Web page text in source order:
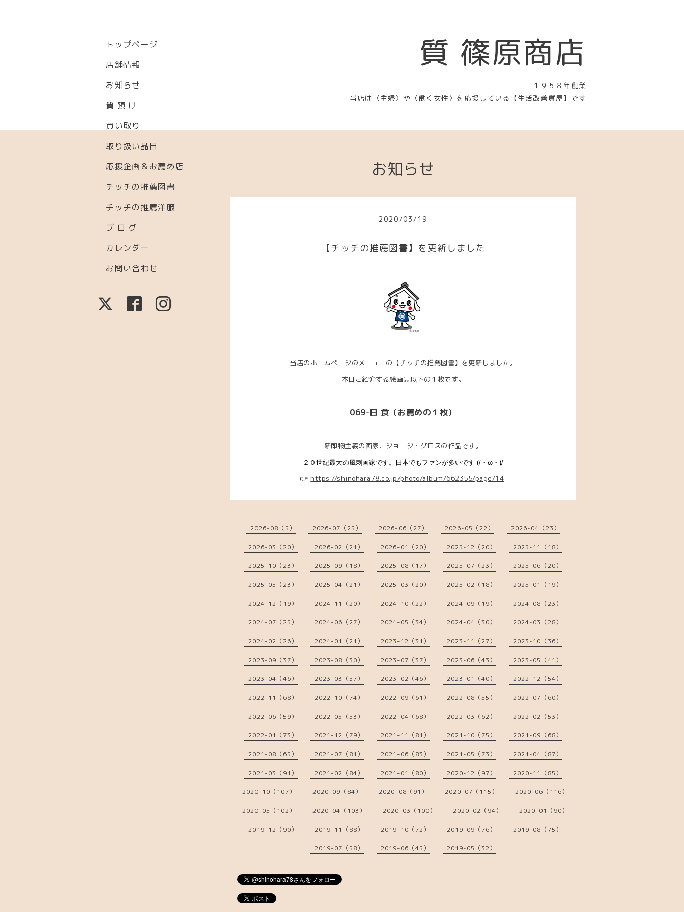
質 篠原商店
１９５８年創業
当店は〈主婦〉や〈働く女性〉を応援している【生活改善質屋】です
トップページ
店舗情報
お知らせ
質 預 け
買い取り
取り扱い品目
応援企画＆お薦め店
チッチの推薦図書
チッチの推薦洋服
ブ ロ グ
カレンダー
お問い合わせ
お知らせ
2020/03/ 19
【チッチの推薦図書】を更新しました
当店のホームページのメニューの【チッチの推薦図書】を更新しました。
本日ご紹介する絵画は以下の１枚です。
069-日 食（お薦めの１枚）
新即物主義の画家、ジョージ・グロスの作品です。
２０世紀最大の風刺画家です。日本でもファンが多いです (/・ω・)/
👉 https://shinohara78.co.jp/photo/album/662355/page/14
2026-08（5） 2026-07（25） 2026-06（27） 2026-05（22） 2026-04（23）
2026-03（20） 2026-02（21） 2026-01（20） 2025-12（20） 2025-11（18）
2025-10（23） 2025-09（18） 2025-08（17） 2025-07（23） 2025-06（20）
2025-05（23） 2025-04（21） 2025-03（20） 2025-02（18） 2025-01（19）
2024-12（19） 2024-11（20） 2024-10（22） 2024-09（19） 2024-08（23）
2024-07（25） 2024-06（27） 2024-05（34） 2024-04（30） 2024-03（28）
2024-02（26） 2024-01（21） 2023-12（31） 2023-11（27） 2023-10（36）
2023-09（37） 2023-08（30） 2023-07（37） 2023-06（43） 2023-05（41）
2023-04（46） 2023-03（57） 2023-02（46） 2023-01（40） 2022-12（54）
2022-11（68） 2022-10（74） 2022-09（61） 2022-08（55） 2022-07（60）
2022-06（59） 2022-05（53） 2022-04（68） 2022-03（62） 2022-02（53）
2022-01（73） 2021-12（79） 2021-11（81） 2021-10（75） 2021-09（68）
2021-08（65） 2021-07（81） 2021-06（83） 2021-05（73） 2021-04（87）
2021-03（91） 2021-02（84） 2021-01（80） 2020-12（97） 2020-11（85）
2020-10（107） 2020-09（84） 2020-08（91） 2020-07（115） 2020-06（116）
2020-05（102） 2020-04（103） 2020-03（100） 2020-02（94） 2020-01（90）
2019-12（90） 2019-11（88） 2019-10（72） 2019-09（76） 2019-08（75）
2019-07（58） 2019-06（45） 2019-05（32）